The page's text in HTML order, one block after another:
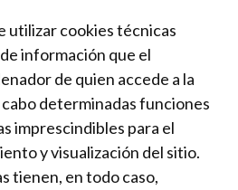
utilizar cookies técnicas
información que el
de quien accede a la
determinadas funciones
imprescindibles para el
y visualización del sitio.
tienen, en todo caso,